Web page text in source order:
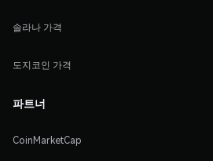
솔라나 가격
도지코인 가격
파트너
CoinMarketCap